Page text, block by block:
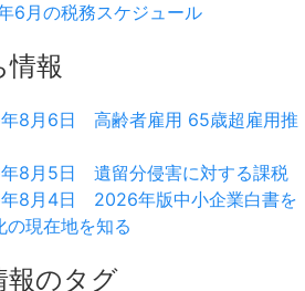
6月の税務スケジュール
情報
8月6日 高齢者雇用 65歳超雇用推
8月5日 遺留分侵害に対する課税
8月4日 2026年版中小企業白書を
現在地を知る
報のタグ